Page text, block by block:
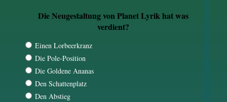
Die Neugestaltung von Planet Lyrik hat was
verdient?
Einen Lorbeerkranz
Die Pole-Position
Die Goldene Ananas
Den Schattenplatz
Den Abstieg